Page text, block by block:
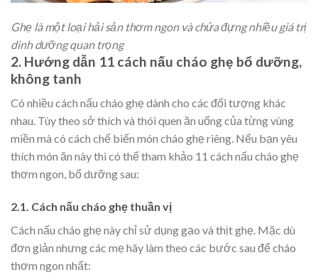
Ghẹ là một loại hải sản thơm ngon và chứa đựng nhiều giá trị
dinh dưỡng quan trọng
2. Hướng dẫn 11 cách nấu cháo ghẹ bổ dưỡng,
không tanh
Có nhiều cách nấu cháo ghẹ dành cho các đối tượng khác
nhau. Tùy theo sở thích và thói quen ăn uống của từng vùng
miền mà có cách chế biến món cháo ghẹ riêng. Nếu bạn yêu
thích món ăn này thì có thể tham khảo 11 cách nấu cháo ghẹ
thơm ngon, bổ dưỡng sau:
2.1. Cách nấu cháo ghẹ thuần vị
Cách nấu cháo ghẹ này chỉ sử dụng gạo và thịt ghẹ. Mặc dù
đơn giản nhưng các mẹ hãy làm theo các bước sau để cháo
thơm ngon nhất: